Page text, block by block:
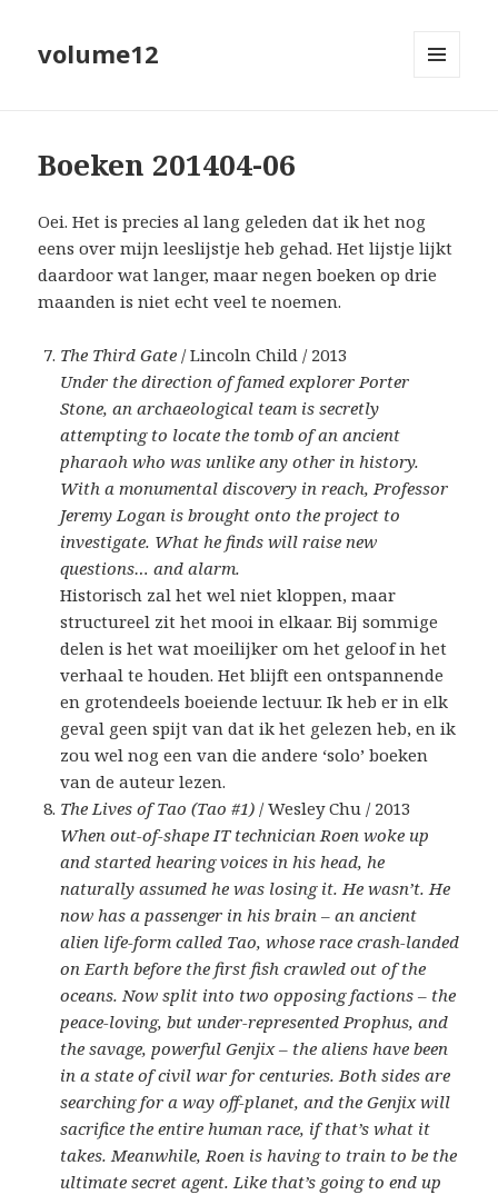
volume12
Boeken 201404-06
Oei. Het is precies al lang geleden dat ik het nog
eens over mijn leeslijstje heb gehad. Het lijstje lijkt
daardoor wat langer, maar negen boeken op drie
maanden is niet echt veel te noemen.
The Third Gate / Lincoln Child / 2013
Under the direction of famed explorer Porter
Stone, an archaeological team is secretly
attempting to locate the tomb of an ancient
pharaoh who was unlike any other in history.
With a monumental discovery in reach, Professor
Jeremy Logan is brought onto the project to
investigate. What he finds will raise new
questions… and alarm.
Historisch zal het wel niet kloppen, maar
structureel zit het mooi in elkaar. Bij sommige
delen is het wat moeilijker om het geloof in het
verhaal te houden. Het blijft een ontspannende
en grotendeels boeiende lectuur. Ik heb er in elk
geval geen spijt van dat ik het gelezen heb, en ik
zou wel nog een van die andere ‘solo’ boeken
van de auteur lezen.
The Lives of Tao (Tao #1) / Wesley Chu / 2013
When out-of-shape IT technician Roen woke up
and started hearing voices in his head, he
naturally assumed he was losing it. He wasn’t. He
now has a passenger in his brain – an ancient
alien life-form called Tao, whose race crash-landed
on Earth before the first fish crawled out of the
oceans. Now split into two opposing factions – the
peace-loving, but under-represented Prophus, and
the savage, powerful Genjix – the aliens have been
in a state of civil war for centuries. Both sides are
searching for a way off-planet, and the Genjix will
sacrifice the entire human race, if that’s what it
takes. Meanwhile, Roen is having to train to be the
ultimate secret agent. Like that’s going to end up